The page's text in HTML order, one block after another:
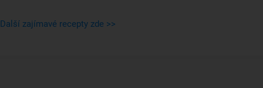
Další zajímavé recepty zde >>